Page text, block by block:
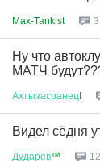
Max-Tankist 3
Ну что
МАТЧ
Ахтызасранец!
Видел сёдня
Дударев™ 12